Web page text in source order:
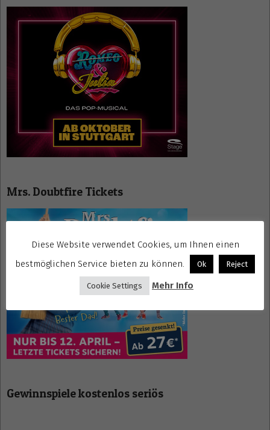
Mrs. Doubtfire Tickets
Gewinnspiele kostenlos seriös
Diese Website verwendet Cookies, um Ihnen einen
bestmöglichen Service bieten zu können.
Ok Reject
Cookie Settings Mehr Info